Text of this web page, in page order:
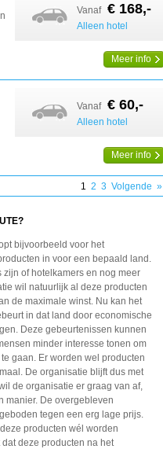
Vanaf € 168,-
Alleen hotel
Meer info
Vanaf € 60,-
Alleen hotel
Meer info
1 2 3 Volgende »
bijvoorbeeld voor het
in voor een bepaald land.
zijn of hotelkamers en nog meer
wil natuurlijk al deze producten
de maximale winst. Nu kan het
in dat land door economische
Deze gebeurtenissen kunnen
minder interesse tonen om
gaan. Er worden wel producten
De organisatie blijft dus met
de organisatie er graag van af,
manier. De overgebleven
tegen een erg lage prijs.
producten wél worden
deze producten na het